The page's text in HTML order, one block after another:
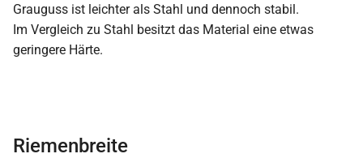
Grauguss ist leichter als Stahl und dennoch stabil.
Im Vergleich zu Stahl besitzt das Material eine etwas
geringere Härte.
Riemenbreite